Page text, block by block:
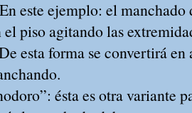
este ejemplo: el manchado
el piso agitando las
esta forma se convertirá
ésta es otra variante